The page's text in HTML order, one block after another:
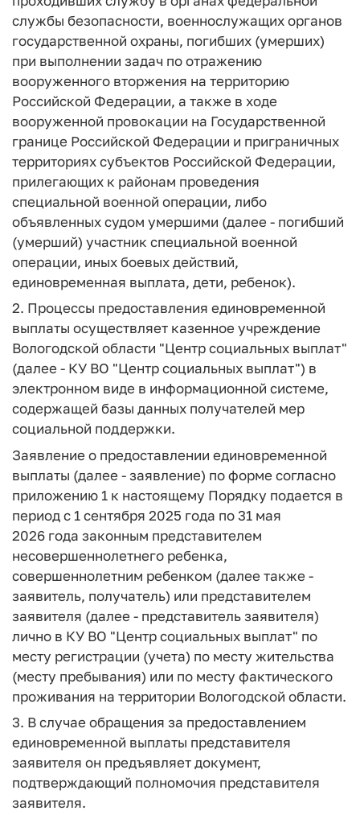
службы безопасности, военнослужащих органов
государственной охраны, погибших (умерших)
при выполнении задач по отражению
вооруженного вторжения на территорию
Российской Федерации, а также в ходе
вооруженной провокации на Государственной
границе Российской Федерации и приграничных
территориях субъектов Российской Федерации,
прилегающих к районам проведения
специальной военной операции, либо
объявленных судом умершими (далее - погибший
(умерший) участник специальной военной
операции, иных боевых действий,
единовременная выплата, дети, ребенок).
2. Процессы предоставления единовременной
выплаты осуществляет казенное учреждение
Вологодской области "Центр социальных выплат"
(далее - КУ ВО "Центр социальных выплат") в
электронном виде в информационной системе,
содержащей базы данных получателей мер
социальной поддержки.
Заявление о предоставлении единовременной
выплаты (далее - заявление) по форме согласно
приложению 1 к настоящему Порядку подается в
период с 1 сентября 2025 года по 31 мая
2026 года законным представителем
несовершеннолетнего ребенка,
совершеннолетним ребенком (далее также -
заявитель, получатель) или представителем
заявителя (далее - представитель заявителя)
лично в КУ ВО "Центр социальных выплат" по
месту регистрации (учета) по месту жительства
(месту пребывания) или по месту фактического
проживания на территории Вологодской области.
3. В случае обращения за предоставлением
единовременной выплаты представителя
заявителя он предъявляет документ,
подтверждающий полномочия представителя
заявителя.